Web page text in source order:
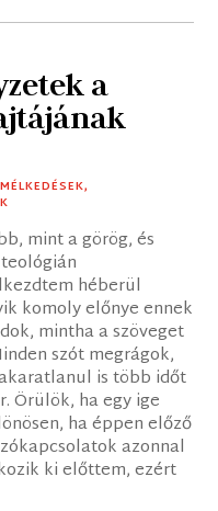
a
,
mint a görög, és
héberül
komoly előnye ennek
mintha a szöveget
szót megrágok,
is több időt
Örülök, ha egy ige
ha éppen előző
azonnal
ki előttem, ezért